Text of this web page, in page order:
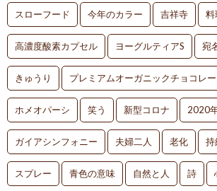
スローフード 今年のカラー 吉祥寺 料
高濃度酸素カプセル ヨーグルティアS 宛
きゅうり プレミアムオーガニックチョコレー
ホメオパーシ 笑う 新型コロナ 2020
ガイアシンフォニー 夫婦二人 老化 持
スプレー 青色の意味 自然と人 詩